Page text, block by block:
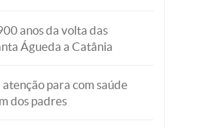
anos da volta das
Águeda a Catânia
para com saúde
dos padres